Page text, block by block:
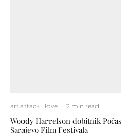
art attack love · 2 min read
Woody Harrelson dobitnik
Sarajevo Film Festivala